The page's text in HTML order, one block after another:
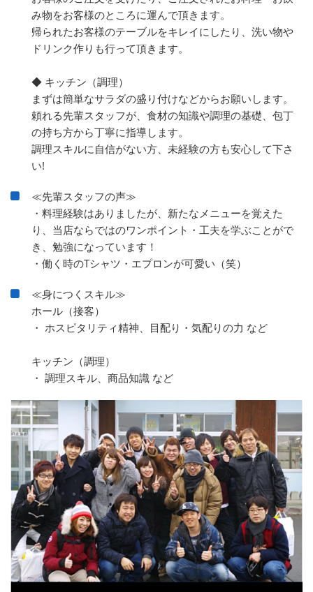
み物をお客様のところに運んで頂きます。
帰られたお客様のテーブルをキレイにしたり、洗い物や
ドリンク作りも行って頂きます。
◆ キッチン（調理）
まずは簡単なサラダの盛り付けなどからお願いします。
頼れる先輩スタッフが、食材の知識や調理の基礎、包丁
の持ち方から丁寧に指導します。
調理スキルに自信がない方、未経験の方も安心して下さ
い!
≪先輩スタッフの声≫
・料理経験はありましたが、新たなメニューを覚えた
り、当店ならではのワンポイント・工夫を学ぶことがで
き、勉強になっています！
・働く時のTシャツ・エプロンが可愛い（笑）
≪身につくスキル≫
ホール（接客）
・ ホスピタリティ精神、目配り・気配りの力 など
キッチン（調理）
・ 調理スキル、商品知識 など